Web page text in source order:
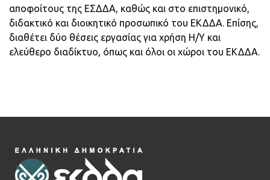
αποφοίτους της ΕΣΔΔΑ, καθώς και στο επιστημονικό,
διδακτικό και διοικητικό προσωπικό του ΕΚΔΔΑ. Επίσης,
διαθέτει δύο θέσεις εργασίας για χρήση Η/Υ και
ελεύθερο διαδίκτυο, όπως και όλοι οι χώροι του ΕΚΔΔΑ.